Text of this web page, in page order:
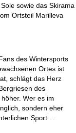
sowie das Skirama
Ortsteil Marilleva
des Wintersports
Ortes ist
schlägt das Herz
des
Wer es im
sondern eher
Sport …